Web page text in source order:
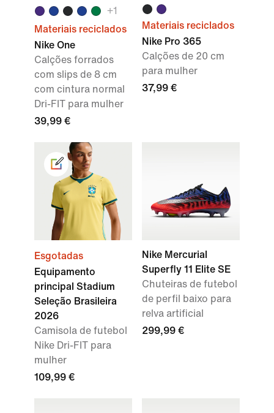
+1
Materiais reciclados
Nike One
Calções forrados
com slips de 8 cm
com cintura normal
Dri-FIT para mulher
39,99 €
Materiais reciclados
Nike Pro 365
Calções de 20 cm
para mulher
37,99 €
Esgotadas
Equipamento
principal Stadium
Seleção Brasileira
2026
Camisola de futebol
Nike Dri-FIT para
mulher
109,99 €
Nike Mercurial
Superfly 11 Elite SE
Chuteiras de futebol
de perfil baixo para
relva artificial
299,99 €